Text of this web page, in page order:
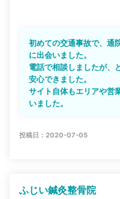
初めての交通事故で、通
に出会いました。
電話で相談しましたが、
安心できました。
サイト自体もエリアや営
いました。
投稿日：2020-07-05
ふじい鍼灸整骨院